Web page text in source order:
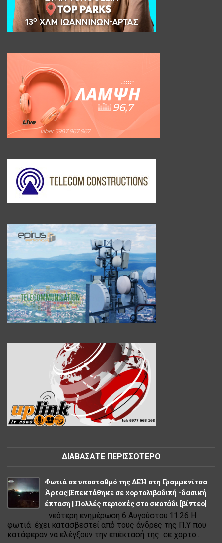
ΔΙΑΒΑΣΑΤΕ ΠΕΡΙΣΣΟΤΕΡΟ
Φωτιά σε υποσταθμό της ΔΕΗ στη Γραμμενίτσα
Άρτας||Επεκτάθηκε σε χορτολιβαδική -δασική
έκταση ||Πολλές περιοχές στο σκοτάδι [βίντεο]
νεότερη ενημέρωση 6 Αυγούστου 11:26 Η
φωτιά έχει κατασβεστεί από τους άνδρες της Π.Υ που
κατάφεραν να ελέγξουν την επέκτασή της σε χορτο...